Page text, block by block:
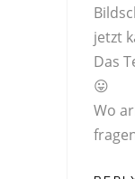
jetzt
Das
😛
Wo